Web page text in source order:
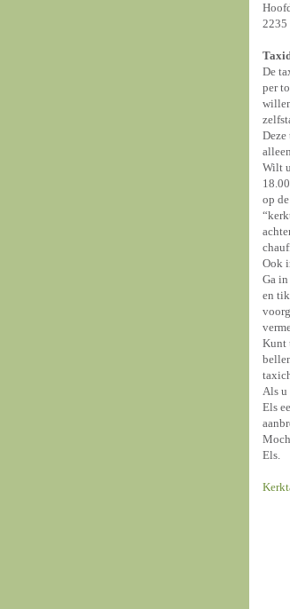
2235
De
per
Deze
Wilt
op
Ook
Ga
en
Kunt
Als u
Els
Els.